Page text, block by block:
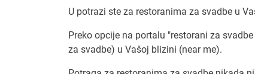
U potrazi ste za restoranima za svadbe u
Preko opcije na portalu "restorani za
za svadbe) u Vašoj blizini (near me).